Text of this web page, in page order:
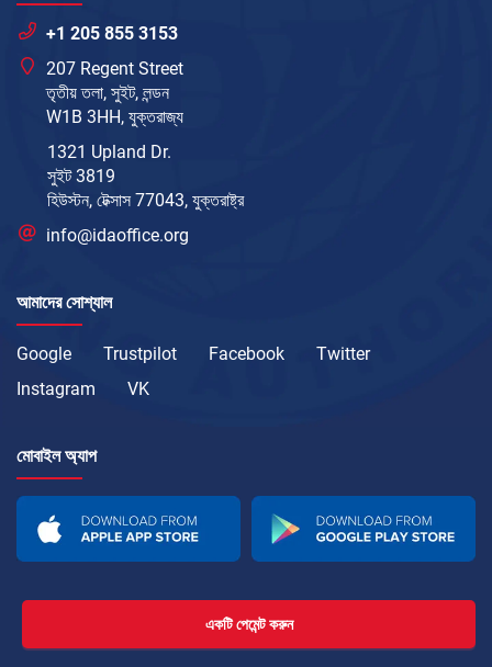
+1 205 855 3153
207 Regent Street
তৃতীয় তলা, সুইট, লন্ডন
W1B 3HH, যুক্তরাজ্য
1321 Upland Dr.
সুইট 3819
হিউস্টন, টেক্সাস 77043, যুক্তরাষ্ট্র
info@idaoffice.org
আমাদের সোশ্যাল
Google Trustpilot Facebook
Twitter
Instagram
VK
মোবাইল অ্যাপ
একটি পেমেন্ট করুন